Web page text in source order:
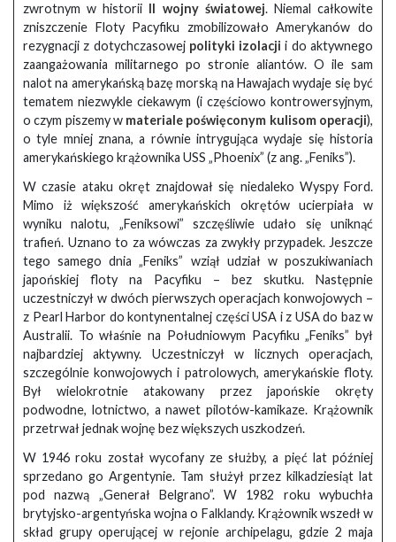
zwrotnym w historii II wojny światowej. Niemal całkowite
zniszczenie Floty Pacyfiku zmobilizowało Amerykanów do
rezygnacji z dotychczasowej polityki izolacji i do aktywnego
zaangażowania militarnego po stronie aliantów. O ile sam
nalot na amerykańską bazę morską na Hawajach wydaje się być
tematem niezwykle ciekawym (i częściowo kontrowersyjnym,
o czym piszemy w materiale poświęconym kulisom operacji),
o tyle mniej znana, a równie intrygująca wydaje się historia
amerykańskiego krążownika USS „Phoenix” (z ang. „Feniks”).
W czasie ataku okręt znajdował się niedaleko Wyspy Ford.
Mimo iż większość amerykańskich okrętów ucierpiała w
wyniku nalotu, „Feniksowi” szczęśliwie udało się uniknąć
trafień. Uznano to za wówczas za zwykły przypadek. Jeszcze
tego samego dnia „Feniks” wziął udział w poszukiwaniach
japońskiej floty na Pacyfiku – bez skutku. Następnie
uczestniczył w dwóch pierwszych operacjach konwojowych –
z Pearl Harbor do kontynentalnej części USA i z USA do baz w
Australii. To właśnie na Południowym Pacyfiku „Feniks” był
najbardziej aktywny. Uczestniczył w licznych operacjach,
szczególnie konwojowych i patrolowych, amerykańskie floty.
Był wielokrotnie atakowany przez japońskie okręty
podwodne, lotnictwo, a nawet pilotów-kamikaze. Krążownik
przetrwał jednak wojnę bez większych uszkodzeń.
W 1946 roku został wycofany ze służby, a pięć lat później
sprzedano go Argentynie. Tam służył przez kilkadziesiąt lat
pod nazwą „Generał Belgrano”. W 1982 roku wybuchła
brytyjsko-argentyńska wojna o Falklandy. Krążownik wszedł w
skład grupy operującej w rejonie archipelagu, gdzie 2 maja